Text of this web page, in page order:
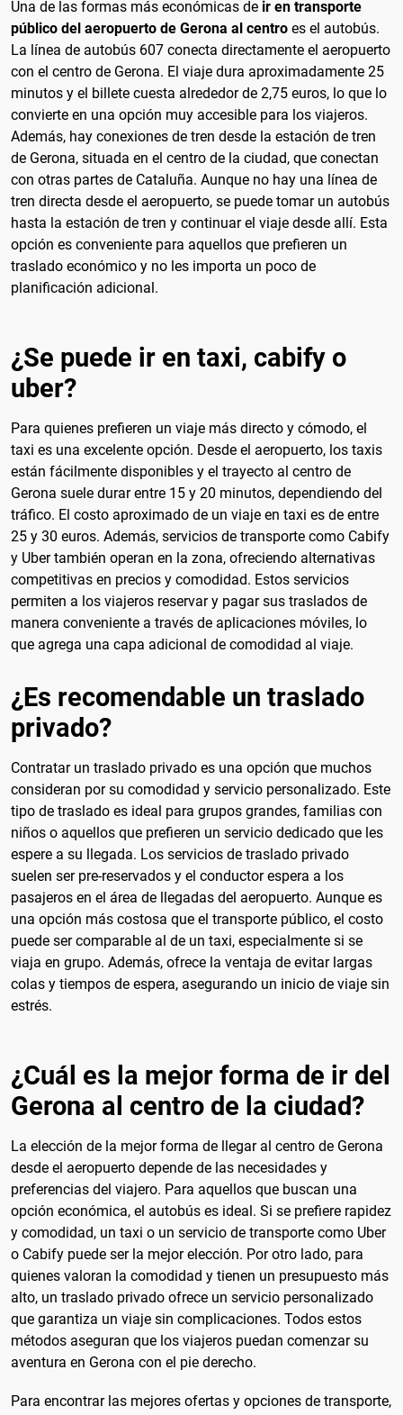
Una de las formas más económicas de ir en transporte
público del aeropuerto de Gerona al centro es el autobús.
La línea de autobús 607 conecta directamente el aeropuerto
con el centro de Gerona. El viaje dura aproximadamente 25
minutos y el billete cuesta alrededor de 2,75 euros, lo que lo
convierte en una opción muy accesible para los viajeros.
Además, hay conexiones de tren desde la estación de tren
de Gerona, situada en el centro de la ciudad, que conectan
con otras partes de Cataluña. Aunque no hay una línea de
tren directa desde el aeropuerto, se puede tomar un autobús
hasta la estación de tren y continuar el viaje desde allí. Esta
opción es conveniente para aquellos que prefieren un
traslado económico y no les importa un poco de
planificación adicional.
¿Se puede ir en taxi, cabify o
uber?
Para quienes prefieren un viaje más directo y cómodo, el
taxi es una excelente opción. Desde el aeropuerto, los taxis
están fácilmente disponibles y el trayecto al centro de
Gerona suele durar entre 15 y 20 minutos, dependiendo del
tráfico. El costo aproximado de un viaje en taxi es de entre
25 y 30 euros. Además, servicios de transporte como Cabify
y Uber también operan en la zona, ofreciendo alternativas
competitivas en precios y comodidad. Estos servicios
permiten a los viajeros reservar y pagar sus traslados de
manera conveniente a través de aplicaciones móviles, lo
que agrega una capa adicional de comodidad al viaje.
¿Es recomendable un traslado
privado?
Contratar un traslado privado es una opción que muchos
consideran por su comodidad y servicio personalizado. Este
tipo de traslado es ideal para grupos grandes, familias con
niños o aquellos que prefieren un servicio dedicado que les
espere a su llegada. Los servicios de traslado privado
suelen ser pre-reservados y el conductor espera a los
pasajeros en el área de llegadas del aeropuerto. Aunque es
una opción más costosa que el transporte público, el costo
puede ser comparable al de un taxi, especialmente si se
viaja en grupo. Además, ofrece la ventaja de evitar largas
colas y tiempos de espera, asegurando un inicio de viaje sin
estrés.
¿Cuál es la mejor forma de ir del
Gerona al centro de la ciudad?
La elección de la mejor forma de llegar al centro de Gerona
desde el aeropuerto depende de las necesidades y
preferencias del viajero. Para aquellos que buscan una
opción económica, el autobús es ideal. Si se prefiere rapidez
y comodidad, un taxi o un servicio de transporte como Uber
o Cabify puede ser la mejor elección. Por otro lado, para
quienes valoran la comodidad y tienen un presupuesto más
alto, un traslado privado ofrece un servicio personalizado
que garantiza un viaje sin complicaciones. Todos estos
métodos aseguran que los viajeros puedan comenzar su
aventura en Gerona con el pie derecho.
Para encontrar las mejores ofertas y opciones de transporte,